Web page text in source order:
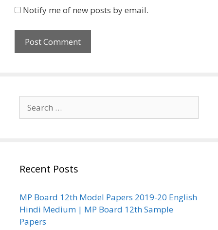
Notify me of new posts by email.
for:
Recent Posts
MP Board 12th Model Papers 2019-20 English
Hindi Medium | MP Board 12th Sample
Papers